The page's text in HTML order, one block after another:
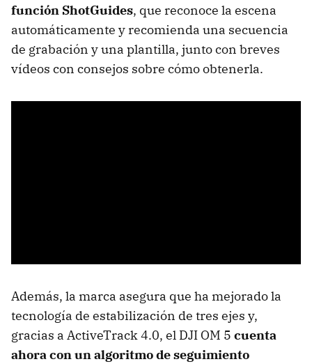
función ShotGuides, que reconoce la escena
automáticamente y recomienda una secuencia
de grabación y una plantilla, junto con breves
vídeos con consejos sobre cómo obtenerla.
Además, la marca asegura que ha mejorado la
tecnología de estabilización de tres ejes y,
gracias a ActiveTrack 4.0, el DJI OM 5 cuenta
ahora con un algoritmo de seguimiento